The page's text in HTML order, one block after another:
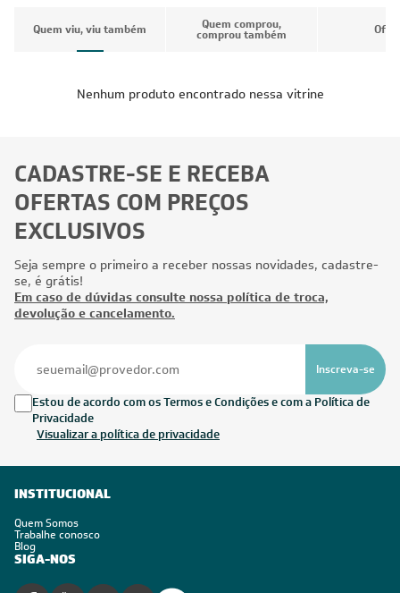
Quem viu, viu também Quem comprou,
comprou também
Nenhum produto encontrado nessa vitrine
CADASTRE-SE E RECEBA
OFERTAS COM PREÇOS
EXCLUSIVOS
Seja sempre o primeiro a receber nossas novidades, cadastre-
se, é grátis!
Em caso de dúvidas consulte nossa política de troca,
devolução e cancelamento.
Inscreva-se
Estou de acordo com os Termos e Condições e com a Política de
Privacidade
Visualizar a política de privacidade
INSTITUCIONAL
Quem Somos
Trabalhe conosco
Blog
SIGA-NOS